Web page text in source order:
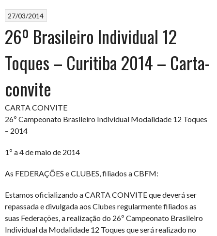
27/03/2014
26º Brasileiro Individual 12
Toques – Curitiba 2014 – Carta-
convite
CARTA CONVITE
26º Campeonato Brasileiro Individual Modalidade 12 Toques
– 2014
1º a 4 de maio de 2014
As FEDERAÇÕES e CLUBES, filiados a CBFM:
Estamos oficializando a CARTA CONVITE que deverá ser
repassada e divulgada aos Clubes regularmente filiados as
suas Federações, a realização do 26º Campeonato Brasileiro
Individual da Modalidade 12 Toques que será realizado no